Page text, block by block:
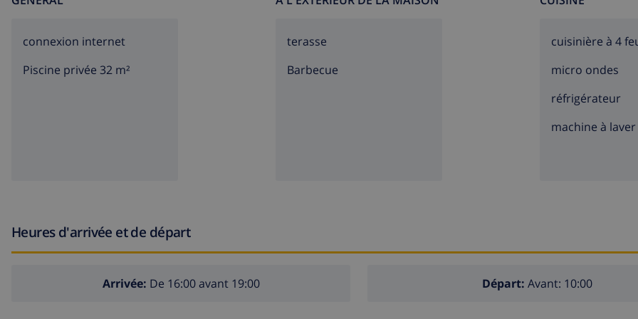
connexion internet
Piscine privée 32 m²
terasse
barbecue
cuisinière à 4
micro ondes
réfrigérateur
machine à laver
Heures d'arrivée et de départ
Arrivée: De 16:00 avant 19:00 Départ: Avant: 10:00